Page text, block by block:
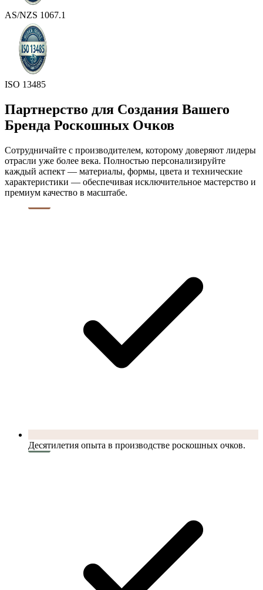
AS/NZS 1067.1
ISO 13485
Партнерство для Создания Вашего
Бренда Роскошных Очков
Сотрудничайте с производителем, которому доверяют лидеры
отрасли уже более века. Полностью персонализируйте
каждый аспект — материалы, формы, цвета и технические
характеристики — обеспечивая исключительное мастерство и
премиум качество в масштабе.
Десятилетия опыта в производстве роскошных очков.